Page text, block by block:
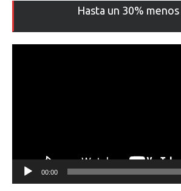
Hasta un 30%
00:00